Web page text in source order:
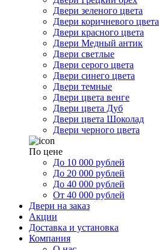
Двери зеленого цвета
Двери коричневого цвета
Двери красного цвета
Двери Медный антик
Двери светлые
Двери серого цвета
Двери синего цвета
Двери темные
Двери цвета венге
Двери цвета Дуб
Двери цвета Шоколад
Двери черного цвета
По цене
До 10 000 рублей
До 20 000 рублей
До 40 000 рублей
От 40 000 рублей
Двери на заказ
Акции
Доставка и установка
Компания